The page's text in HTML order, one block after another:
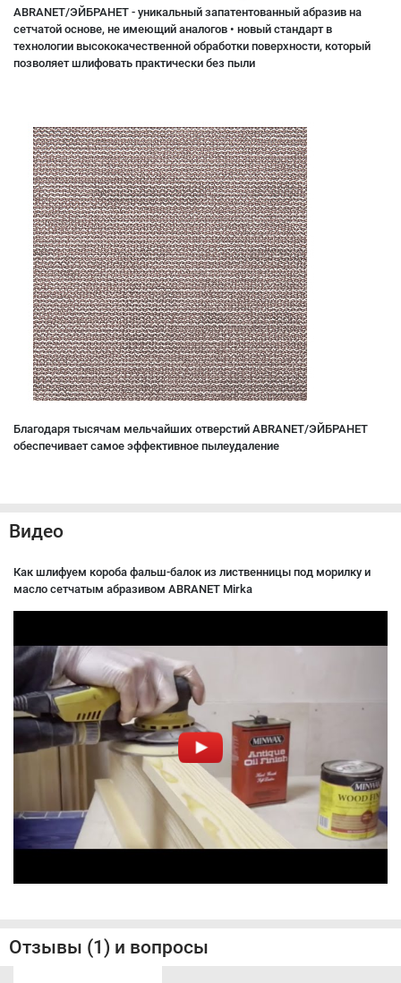
ABRANET/ЭЙБРАНЕТ - уникальный запатентованный абразив на
сетчатой основе, не имеющий аналогов • новый стандарт в
технологии высококачественной обработки поверхности, который
позволяет шлифовать практически без пыли
Благодаря тысячам мельчайших отверстий ABRANET/ЭЙБРАНЕТ
обеспечивает самое эффективное пылеудаление
Видео
Как шлифуем короба фальш-балок из лиственницы под морилку и
масло сетчатым абразивом ABRANET Mirka
Отзывы (1) и вопросы